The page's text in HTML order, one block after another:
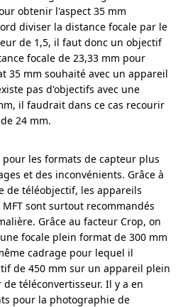
obtenir l'aspect 35 mm
diviser la distance focale par le
de 1,5, il faut donc un objectif
focale de 23,33 mm pour
35 mm souhaité avec un appareil
pas d'objectifs avec une
il faudrait dans ce cas recourir
24 mm.
les formats de capteur plus
et des inconvénients. Grâce à
de téléobjectif, les appareils
sont surtout recommandés
Grâce au facteur Crop, on
focale plein format de 300 mm
cadrage pour lequel il
de 450 mm sur un appareil plein
téléconvertisseur. Il y a en
pour la photographie de